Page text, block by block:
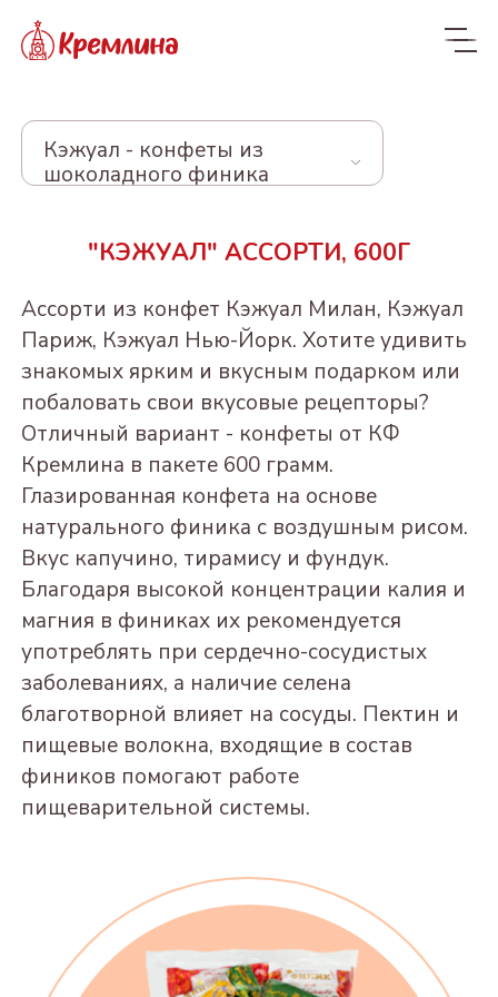
Кэжуал - конфеты из
шоколадного финика
Конфеты
КРЕМЛИНА ЧИЗ
КУРАГА КРЕМЛИНА
ЧИЗ
ФИНИК КРЕМЛИНА
ЧИЗ
Из сухофруктов
ЧЕРНОСЛИВ
ШОКОЛАДНЫЙ
КУРАГА
ШОКОЛАДНАЯ
ИНЖИР
ШОКОЛАДНЫЙ
ФИНИК
ШОКОЛАДНЫЙ
Из орехов и
сухофруктов
ЧЕРНОСЛИВ С
ГРЕЦКИМ
КУРАГА С ГРЕЦКИМ
ОРЕХОМ
ФИНИК С АРАХИСОМ
ЧЕРНОСЛИВ С
МИНДАЛЕМ
ЧЕРНОСЛИВ С
АРАХИСОМ
КУРАГА С АРАХИСОМ
Из цукатов
МАНГО
ШОКОЛАДНОЕ
АПЕЛЬСИН
ШОКОЛАДНЫЙ
БАНАН
ШОКОЛАДНЫЙ
АНАНАС
ШОКОЛАДНЫЙ
МАЛЬДИВЫ
"КЭЖУАЛ" из финика
"КЭЖУАЛ" АССОРТИ,
600Г
КЭЖУАЛ ПАРИЖ
КЭЖУАЛ МИЛАН
КЭЖУАЛ НЬЮ-ЙОРК
230Г
"КЭЖУАЛ" АССОРТИ,
1000Г
"КЭЖУАЛ" АССОРТИ, 600Г
Ассорти из конфет Кэжуал Милан, Кэжуал
Париж, Кэжуал Нью-Йорк. Хотите удивить
знакомых ярким и вкусным подарком или
побаловать свои вкусовые рецепторы?
Отличный вариант - конфеты от КФ
Кремлина в пакете 600 грамм.
Глазированная конфета на основе
натурального финика с воздушным рисом.
Вкус капучино, тирамису и фундук.
Благодаря высокой концентрации калия и
магния в финиках их рекомендуется
употреблять при сердечно-сосудистых
заболеваниях, а наличие селена
благотворной влияет на сосуды. Пектин и
пищевые волокна, входящие в состав
фиников помогают работе
пищеварительной системы.